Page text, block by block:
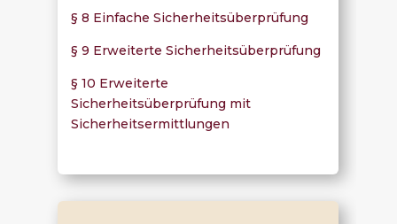
§ 8 Einfache Sicherheitsüberprüfung
§ 9 Erweiterte Sicherheitsüberprüfung
§ 10 Erweiterte
Sicherheitsüberprüfung mit
Sicherheitsermittlungen